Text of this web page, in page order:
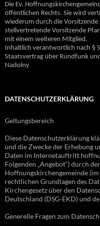
Die Ev.
öffentlichen Rechts. Sie wird
wiederum durch die Vorsitzende
stellvertretende Vorsitzende
mit einem weiteren Mitglied.
Inhaltlich verantwortlich nach §
Staatsvertrag über Rundfunk
Nadolny
DATENSCHUTZERKLÄRUNG
Geltungsbereich
Diese Datenschutzerklärung
und die Zwecke der Erhebung
Daten im Internetauftritt
Folgenden „Angebot“) durch
Hoffnungskirchengemeinde (im
rechtlichen Grundlagen des
Kirchengesetz über den
Deutschland (DSG-EKD) und
Generelle Fragen zum